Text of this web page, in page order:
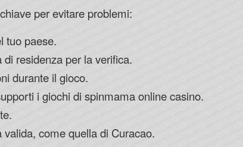
per evitare problemi:
tuo paese.
residenza per la verifica.
durante il gioco.
i giochi di spinmama online casino.
come quella di Curacao.